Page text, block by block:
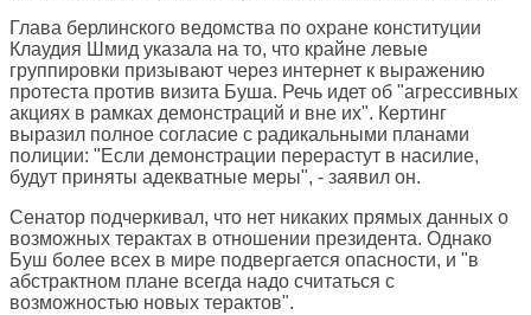
Глава берлинского ведомства по охране конституции
Клаудия Шмид указала на то, что крайне левые
группировки призывают через интернет к выражению
протеста против визита Буша. Речь идет об "агрессивных
акциях в рамках демонстраций и вне их". Кертинг
выразил полное согласие с радикальными планами
полиции: "Если демонстрации перерастут в насилие,
будут приняты адекватные меры", - заявил он.
Сенатор подчеркивал, что нет никаких прямых данных о
возможных терактах в отношении президента. Однако
Буш более всех в мире подвергается опасности, и "в
абстрактном плане всегда надо считаться с
возможностью новых терактов".